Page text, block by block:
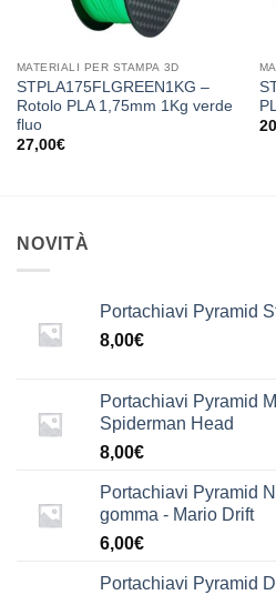
MATERIALI PER STAMPA 3D
STPLA175FLGREEN1KG –
Rotolo PLA 1,75mm 1Kg verde
fluo
27,00€
NOVITÀ
Portachiavi Pyramid
8,00€
Portachiavi Pyramid
Spiderman Head
8,00€
Portachiavi Pyramid
gomma - Mario Drift
6,00€
Portachiavi Pyramid